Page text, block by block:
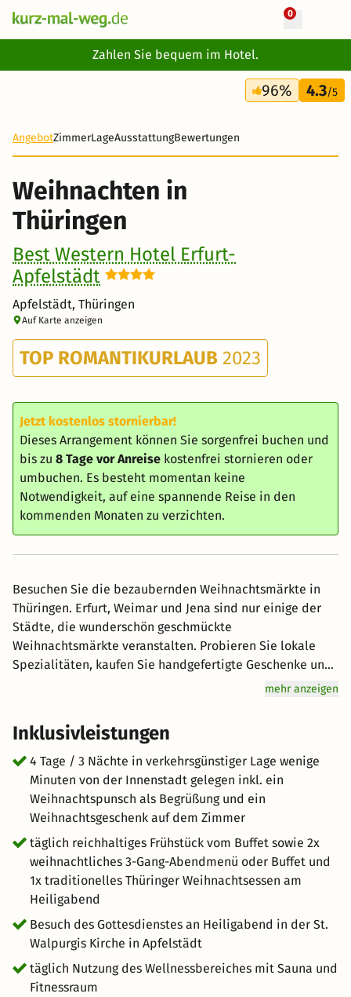
0
Zahlen Sie bequem im Hotel.
4 Tage
350 €
96% 4.3/5
AngebotZimmerLageAusstattungBewertungen
Weihnachten in
Thüringen
Best Western Hotel Erfurt-
Apfelstädt
Apfelstädt, Thüringen
Auf Karte anzeigen
TOP ROMANTIKURLAUB 2023
Jetzt kostenlos stornierbar!
Dieses Arrangement können Sie sorgenfrei buchen und
bis zu 8 Tage vor Anreise kostenfrei stornieren oder
umbuchen. Es besteht momentan keine
Notwendigkeit, auf eine spannende Reise in den
kommenden Monaten zu verzichten.
Besuchen Sie die bezaubernden Weihnachtsmärkte in
Thüringen. Erfurt, Weimar und Jena sind nur einige der
Städte, die wunderschön geschmückte
Weihnachtsmärkte veranstalten. Probieren Sie lokale
Spezialitäten, kaufen Sie handgefertigte Geschenke und
genießen Sie die festliche Atmosphäre. Thüringen hat
Weihnachtsgottesdienste und Konzerte stattfinden. Der
Erfurter Dom und die St. Thomas Kirche in Leipzig sind
besonders bekannt. Einige Burgen und Schlösser in
Thüringen bieten besondere Weihnachtsveranstaltungen
und Märkte. Die Wartburg in Eisenach ist besonders
festlich geschmückt und veranstaltet oft
Weihnachtsmärkte. Nutzen Sie die winterliche
Atmosphäre für Aktivitäten im Freien. Einige Städte
richten temporäre Eisbahnen ein, und die thüringischen
Wälder sind perfekt für Winterwanderungen.
mehr anzeigen
Inklusivleistungen
4 Tage / 3 Nächte in verkehrsgünstiger Lage wenige
Minuten von der Innenstadt gelegen inkl. ein
Weihnachtspunsch als Begrüßung und ein
Weihnachtsgeschenk auf dem Zimmer
täglich reichhaltiges Frühstück vom Buffet sowie 2x
weihnachtliches 3-Gang-Abendmenü oder Buffet und
1x traditionelles Thüringer Weihnachtsessen am
Heiligabend
Besuch des Gottesdienstes an Heiligabend in der St.
Walpurgis Kirche in Apfelstädt
täglich Nutzung des Wellnessbereiches mit Sauna und
Fitnessraum